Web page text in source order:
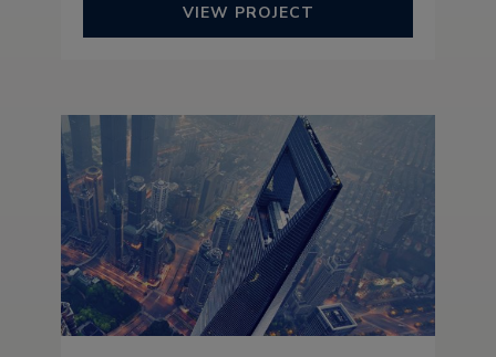
VIEW PROJECT